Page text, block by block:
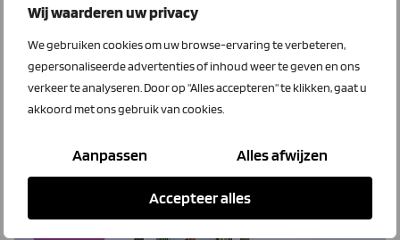
Wij waarderen uw privacy
We gebruiken cookies om uw browse-ervaring te verbeteren,
gepersonaliseerde advertenties of inhoud weer te geven en ons
verkeer te analyseren. Door op "Alles accepteren" te klikken, gaat u
akkoord met ons gebruik van cookies.
Aanpassen Alles afwijzen
Accepteer alles
Waar moet je op letten bij de aanschaf
van zonnepanelen?
LTO Bedrijven is sinds kort aandeelhouder van Full Power
Support BV.
Lees meer